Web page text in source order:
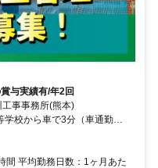
与実績有/年2回
事事務所(熊本)
学校から車で3分（車通勤
間 平均勤務日数：1ヶ月あた